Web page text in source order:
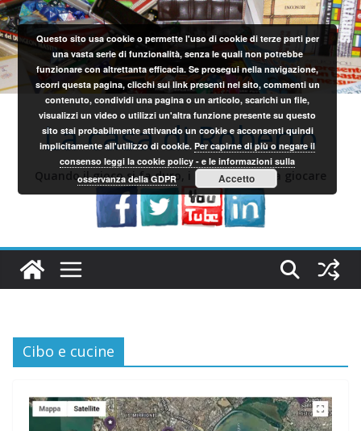
Salta
al
contenuto
La casa di Roberto
Quando il gioco si fa duro, i sardi iniziano a giocare
Cibo e cucine
Questo sito usa cookie o permette l'uso di cookie di terze parti per
una vasta serie di funzionalità, senza le quali non potrebbe
funzionare con altrettanta efficacia. Se prosegui nella navigazione,
scorri questa pagina, clicchi sui link presenti nel sito, commenti un
contenuto, condividi una pagina o un articolo, scarichi un file,
visualizzi un video o utilizzi un'altra funzione presente su questo
sito stai probabilmente attivando un cookie e acconsenti quindi
implicitamente all'utilizzo di cookie.Per capirne di più o negare il
consenso leggi la cookie policy - e le informazioni sulla
osservanza della GDPR
Accetto